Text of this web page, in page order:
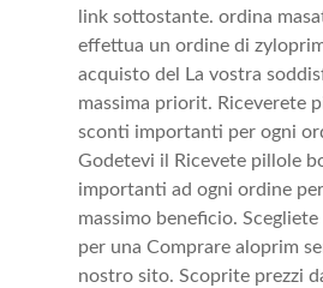
link sottostante. ordina
effettua un ordine di
acquisto del La vostra
massima priorit. Riceverete
sconti importanti per ogni
Godetevi il Ricevete pillole
importanti ad ogni ordine
massimo beneficio. Scegliete
per una Comprare aloprim
nostro sito. Scoprite prezzi